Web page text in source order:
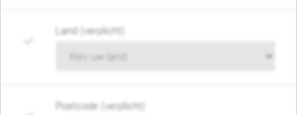
Land (verplicht)
Postcode (verplicht)